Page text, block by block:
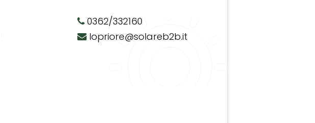
0362/332160
lopriore@solareb2b.it